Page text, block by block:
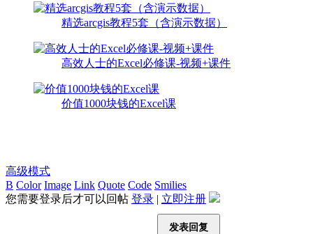
精选arcgis教程5套（含演示数据）
高效人士的Excel必修课-视频+课件
价值1000块钱的Excel课
高级模式
B Color Image Link Quote Code Smilies
您需要登录后才可以回帖 登录 | 立即注册
发表回复